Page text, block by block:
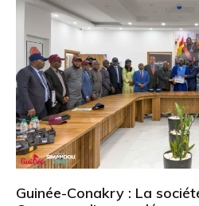
Guinée-Conakry : La